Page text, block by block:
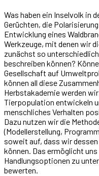
Was haben ein Inselvolk in
Gerüchten, die
Entwicklung eines
Werkzeuge, mit denen wir
zunächst so
beschreiben können?
Gesellschaft auf
können all diese
Herbstakademie werden
Tierpopulation entwickeln
menschliches Verhalten
Dazu nutzen wir die
(Modellerstellung,
soweit auf, dass wir
können. Das ermöglicht
Handlungsoptionen zu
bewerten.